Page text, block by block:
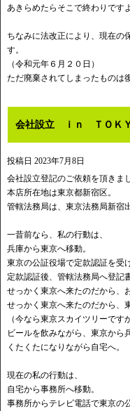
あきらめたらそこで終わりです
ちなみに法改正により、現在の
す。
（令和元年６月２０日）
ただ廃棄されてしまったものは
会社設立 ｉｎ ＴＯＫ
投稿日 2023年7月8日
会社設立登記のご依頼を頂きま
本店所在地は東京都新宿区。
管轄法務局は、東京法務局新宿
一昔前なら、私の行動は、
兵庫から東京へ移動。
東京の公証役場で定款認証を受
定款認証後、管轄法務局へ登記
せっかく東京へ来たのだから、
せっかく東京へ来たのだから、
（今なら東京スカイツリーですか
ビールを飲みながら、東京から
くたくたになりながら自宅へ。
現在の私の行動は、
自宅から事務所へ移動。
事務所からテレビ電話で東京の